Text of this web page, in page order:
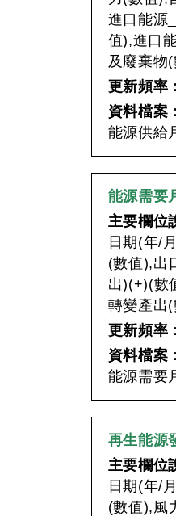
進口能源
值),進口
及廢棄物
更新頻率：
資料檔案：
能源供給
能源需要
主要欄位
日期(年/
(數值),出
出)(+)(數
轉變產出
更新頻率：
資料檔案：
能源需要
再生能源
主要欄位
日期(年/
(數值),風